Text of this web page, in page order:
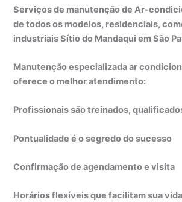
Serviços de manutenção de Ar-
de todos os modelos, residenciais,
industriais Sítio do Mandaqui em São
Manutenção especializada ar
oferece o melhor atendimento:
Profissionais são treinados,
Pontualidade é o segredo do sucesso
Confirmação de agendamento e visita
Horários flexíveis que facilitam sua vida